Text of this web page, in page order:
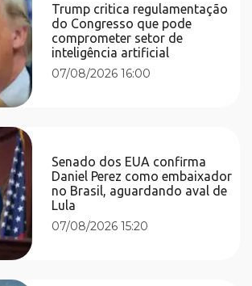
Trump critica regulamentação
do Congresso que pode
comprometer setor de
inteligência artificial
07/08/2026 16:00
Senado dos EUA confirma
Daniel Perez como embaixador
no Brasil, aguardando aval de
Lula
07/08/2026 15:20